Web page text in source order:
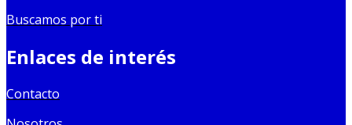
Buscamos por ti
Enlaces de interés
Contacto